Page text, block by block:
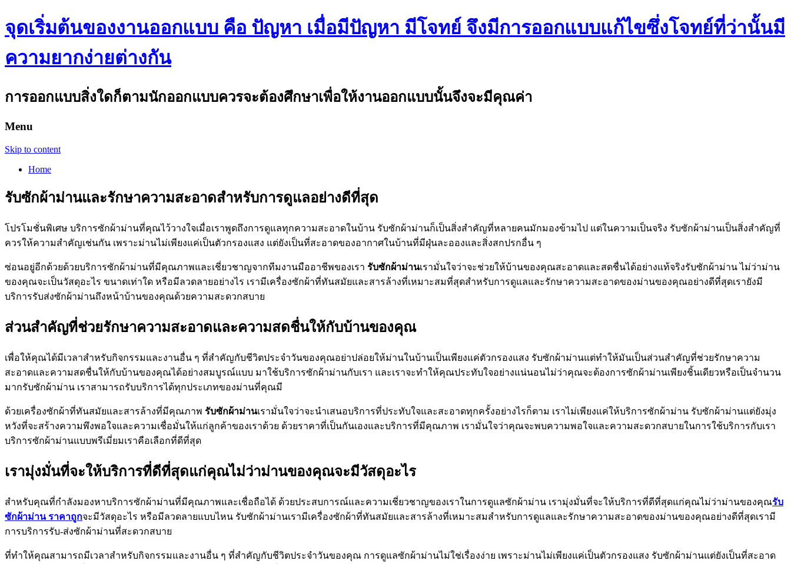
จุดเริ่มต้นของงานออกแบบ คือ ปัญหา เมื่อมีปัญหา มีโจทย์ จึงมีการออกแบบแก้ไขซึ่งโจทย์ที่ว่านั้นมี
ความยากง่ายต่างกัน
การออกแบบสิ่งใดก็ตามนักออกแบบควรจะต้องศึกษาเพื่อให้งานออกแบบนั้นจึงจะมีคุณค่า
Menu
Skip to content
Home
รับซักผ้าม่านและรักษาความสะอาดสำหรับการดูแลอย่างดีที่สุด
โปรโมชั่นพิเศษ บริการซักผ้าม่านที่คุณไว้วางใจเมื่อเราพูดถึงการดูแลทุกความสะอาดในบ้าน รับซักผ้าม่านก็เป็นสิ่งสำคัญที่หลายคนมักมองข้ามไป แต่ในความเป็นจริง รับซักผ้าม่านเป็นสิ่งสำคัญที่
ควรให้ความสำคัญเช่นกัน เพราะม่านไม่เพียงแค่เป็นตัวกรองแสง แต่ยังเป็นที่สะอาดของอากาศในบ้านที่มีฝุ่นละอองและสิ่งสกปรกอื่น ๆ
ซ่อนอยู่อีกด้วยด้วยบริการซักผ้าม่านที่มีคุณภาพและเชี่ยวชาญจากทีมงานมืออาชีพของเรา รับซักผ้าม่านเรามั่นใจว่าจะช่วยให้บ้านของคุณสะอาดและสดชื่นได้อย่างแท้จริงรับซักผ้าม่าน ไม่ว่าม่าน
ของคุณจะเป็นวัสดุอะไร ขนาดเท่าใด หรือมีลวดลายอย่างไร เรามีเครื่องซักผ้าที่ทันสมัยและสารล้างที่เหมาะสมที่สุดสำหรับการดูแลและรักษาความสะอาดของม่านของคุณอย่างดีที่สุดเรายังมี
บริการรับส่งซักผ้าม่านถึงหน้าบ้านของคุณด้วยความสะดวกสบาย
ส่วนสำคัญที่ช่วยรักษาความสะอาดและความสดชื่นให้กับบ้านของคุณ
เพื่อให้คุณได้มีเวลาสำหรับกิจกรรมและงานอื่น ๆ ที่สำคัญกับชีวิตประจำวันของคุณอย่าปล่อยให้ม่านในบ้านเป็นเพียงแค่ตัวกรองแสง รับซักผ้าม่านแต่ทำให้มันเป็นส่วนสำคัญที่ช่วยรักษาความ
สะอาดและความสดชื่นให้กับบ้านของคุณได้อย่างสมบูรณ์แบบ มาใช้บริการซักผ้าม่านกับเรา และเราจะทำให้คุณประทับใจอย่างแน่นอนไม่ว่าคุณจะต้องการซักผ้าม่านเพียงชิ้นเดียวหรือเป็นจำนวน
มากรับซักผ้าม่าน เราสามารถรับบริการได้ทุกประเภทของม่านที่คุณมี
ด้วยเครื่องซักผ้าที่ทันสมัยและสารล้างที่มีคุณภาพ รับซักผ้าม่านเรามั่นใจว่าจะนำเสนอบริการที่ประทับใจและสะอาดทุกครั้งอย่างไรก็ตาม เราไม่เพียงแค่ให้บริการซักผ้าม่าน รับซักผ้าม่านแต่ยังมุ่ง
หวังที่จะสร้างความพึงพอใจและความเชื่อมั่นให้แก่ลูกค้าของเราด้วย ด้วยราคาที่เป็นกันเองและบริการที่มีคุณภาพ เรามั่นใจว่าคุณจะพบความพอใจและความสะดวกสบายในการใช้บริการกับเรา
บริการซักผ้าม่านแบบพรีเมี่ยมเราคือเลือกที่ดีที่สุด
เรามุ่งมั่นที่จะให้บริการที่ดีที่สุดแก่คุณไม่ว่าม่านของคุณจะมีวัสดุอะไร
สำหรับคุณที่กำลังมองหาบริการซักผ้าม่านที่มีคุณภาพและเชื่อถือได้ ด้วยประสบการณ์และความเชี่ยวชาญของเราในการดูแลซักผ้าม่าน เรามุ่งมั่นที่จะให้บริการที่ดีที่สุดแก่คุณไม่ว่าม่านของคุณรับ
ซักผ้าม่าน ราคาถูกจะมีวัสดุอะไร หรือมีลวดลายแบบไหน รับซักผ้าม่านเรามีเครื่องซักผ้าที่ทันสมัยและสารล้างที่เหมาะสมสำหรับการดูแลและรักษาความสะอาดของม่านของคุณอย่างดีที่สุดเรามี
การบริการรับ-ส่งซักผ้าม่านที่สะดวกสบาย
ที่ทำให้คุณสามารถมีเวลาสำหรับกิจกรรมและงานอื่น ๆ ที่สำคัญกับชีวิตประจำวันของคุณ การดูแลซักผ้าม่านไม่ใช่เรื่องง่าย เพราะม่านไม่เพียงแค่เป็นตัวกรองแสง รับซักผ้าม่านแต่ยังเป็นที่สะอาด